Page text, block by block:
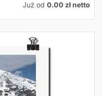
Już od 0.00 zł netto